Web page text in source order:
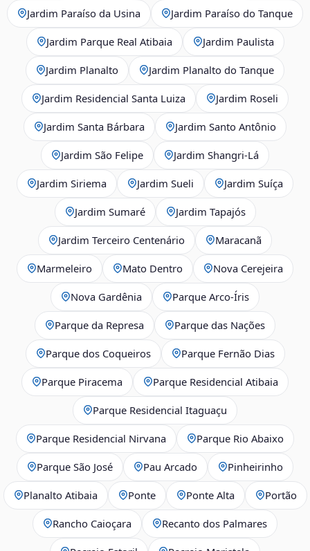
Jardim Paraíso da Usina Jardim Paraíso do Tanque
Jardim Parque Real Atibaia Jardim Paulista
Jardim Planalto Jardim Planalto do Tanque
Jardim Residencial Santa Luiza Jardim Roseli
Jardim Santa Bárbara Jardim Santo Antônio
Jardim São Felipe Jardim Shangri-Lá
Jardim Siriema Jardim Sueli Jardim Suíça
Jardim Sumaré Jardim Tapajós
Jardim Terceiro Centenário Maracanã
Marmeleiro Mato Dentro Nova Cerejeira
Nova Gardênia Parque Arco-Íris
Parque da Represa Parque das Nações
Parque dos Coqueiros Parque Fernão Dias
Parque Piracema Parque Residencial Atibaia
Parque Residencial Itaguaçu
Parque Residencial Nirvana Parque Rio Abaixo
Parque São José Pau Arcado Pinheirinho
Planalto Atibaia Ponte Ponte Alta Portão
Rancho Caioçara Recanto dos Palmares